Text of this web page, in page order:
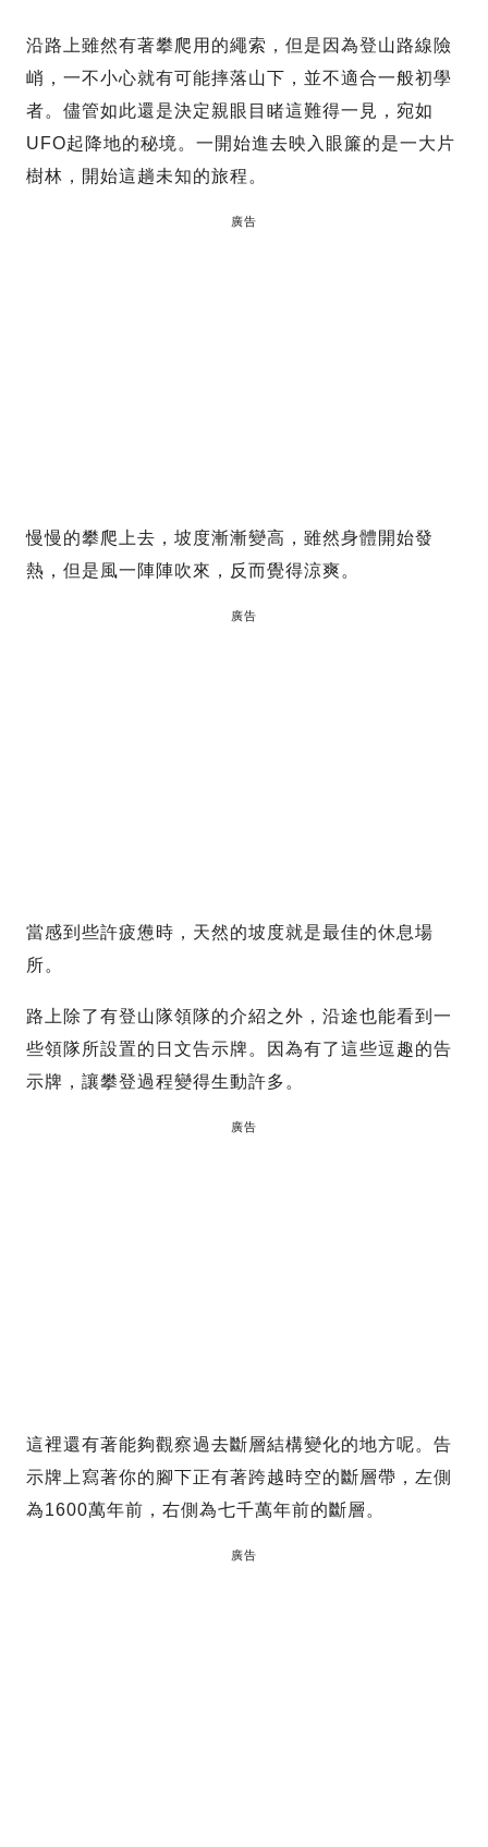
沿路上雖然有著攀爬用的繩索，但是因為登山路線險
峭，一不小心就有可能摔落山下，並不適合一般初學
者。儘管如此還是決定親眼目睹這難得一見，宛如
UFO起降地的秘境。一開始進去映入眼簾的是一大片
樹林，開始這趟未知的旅程。
廣告
慢慢的攀爬上去，坡度漸漸變高，雖然身體開始發
熱，但是風一陣陣吹來，反而覺得涼爽。
廣告
當感到些許疲憊時，天然的坡度就是最佳的休息場
所。
路上除了有登山隊領隊的介紹之外，沿途也能看到一
些領隊所設置的日文告示牌。因為有了這些逗趣的告
示牌，讓攀登過程變得生動許多。
廣告
這裡還有著能夠觀察過去斷層結構變化的地方呢。告
示牌上寫著你的腳下正有著跨越時空的斷層帶，左側
為1600萬年前，右側為七千萬年前的斷層。
廣告